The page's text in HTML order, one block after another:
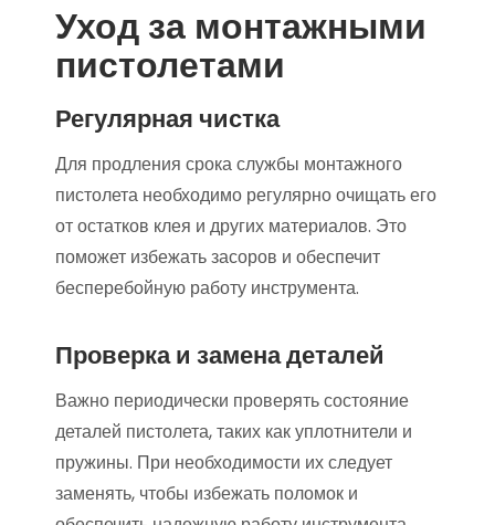
Уход за монтажными
пистолетами
Регулярная чистка
Для продления срока службы монтажного
пистолета необходимо регулярно очищать его
от остатков клея и других материалов. Это
поможет избежать засоров и обеспечит
бесперебойную работу инструмента.
Проверка и замена деталей
Важно периодически проверять состояние
деталей пистолета, таких как уплотнители и
пружины. При необходимости их следует
заменять, чтобы избежать поломок и